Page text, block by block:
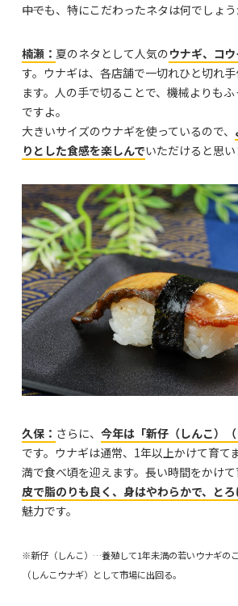
――中でも、特にこだわったネタは何でしょう
楠瀬： 夏のネタとして人気のウナギ、コ
す。ウナギは、各店舗で一切れひと切れ
ます。人の手で切ることで、機械よりも
ですよ。
大きいサイズのウナギを使っているので、
りとした食感を楽しんでいただけると思い
久保： さらに、 今年は「新仔（しんこ）
です。ウナギは通常、1年以上かけて育て
満で食べ頃を迎えます。長い時間をかけ
皮で脂のりも良く、身はやわらかで、と
魅力です。
※新仔（しんこ）…養殖して1年未満の若いウナギの
（しんこウナギ）として市場に出回る。